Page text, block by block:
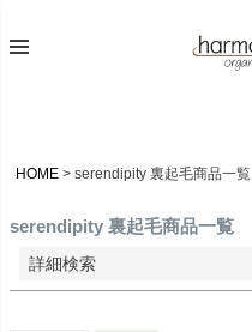
HOME serendipity 裏起毛商品一覧
serendipity 裏起毛商品一覧
詳細検索